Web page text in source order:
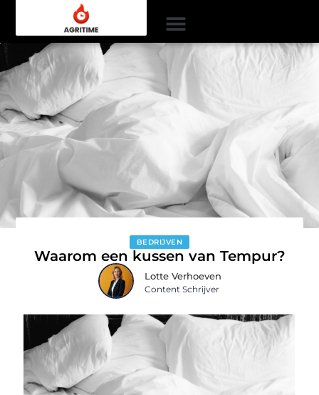
BEDRIJVEN
Waarom een kussen van Tempur?
Lotte Verhoeven
Content Schrijver